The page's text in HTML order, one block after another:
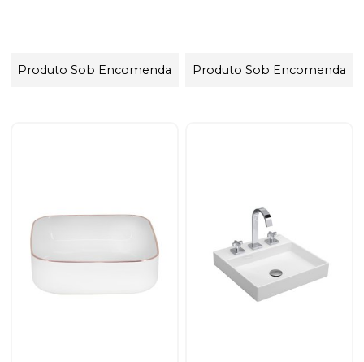
Produto Sob Encomenda Produto Sob Encomenda